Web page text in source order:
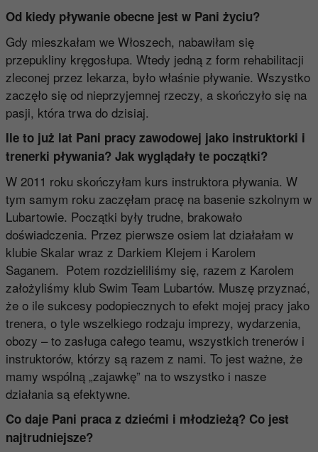
Od kiedy pływanie obecne jest w Pani życiu?
Gdy mieszkałam we Włoszech, nabawiłam się
przepukliny kręgosłupa. Wtedy jedną z form rehabilitacji
zleconej przez lekarza, było właśnie pływanie. Wszystko
zaczęło się od nieprzyjemnej rzeczy, a skończyło się na
pasji, która trwa do dzisiaj.
Ile to już lat Pani pracy zawodowej jako instruktorki i
trenerki pływania? Jak wyglądały te początki?
W 2011 roku skończyłam kurs instruktora pływania. W
tym samym roku zaczęłam pracę na basenie szkolnym w
Lubartowie. Początki były trudne, brakowało
doświadczenia. Przez pierwsze osiem lat działałam w
klubie Skalar wraz z Darkiem Klejem i Karolem
Saganem. Potem rozdzieliliśmy się, razem z Karolem
założyliśmy klub Swim Team Lubartów. Muszę przyznać,
że o ile sukcesy podopiecznych to efekt mojej pracy jako
trenera, o tyle wszelkiego rodzaju imprezy, wydarzenia,
obozy – to zasługa całego teamu, wszystkich trenerów i
instruktorów, którzy są razem z nami. To jest ważne, że
mamy wspólną „zajawkę” na to wszystko i nasze
działania są efektywne.
Co daje Pani praca z dziećmi i młodzieżą? Co jest
najtrudniejsze?